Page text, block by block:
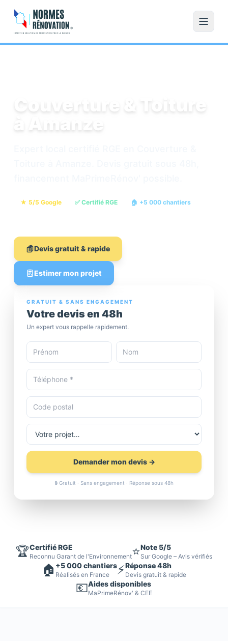
Couverture & Toiture
à Amanze
★ 5/5 Google ✅ Certifié RGE
🏠 +5 000 chantiers
Devis gratuit & rapide
Estimer mon projet
GRATUIT & SANS ENGAGEMENT
Votre devis en 48h
Un expert vous rappelle rapidement.
Demander mon devis →
🔒 Gratuit · Sans engagement · Réponse sous 48h
🏆Certifié RGE
Reconnu Garant de l'Environnement⭐Note 5/5
Sur Google – Avis vérifiés
🏠 +5 000 chantiers
Réalisés en France ⚡Réponse 48h
Devis gratuit & rapide
💶Aides disponibles
MaPrimeRénov' & CEE